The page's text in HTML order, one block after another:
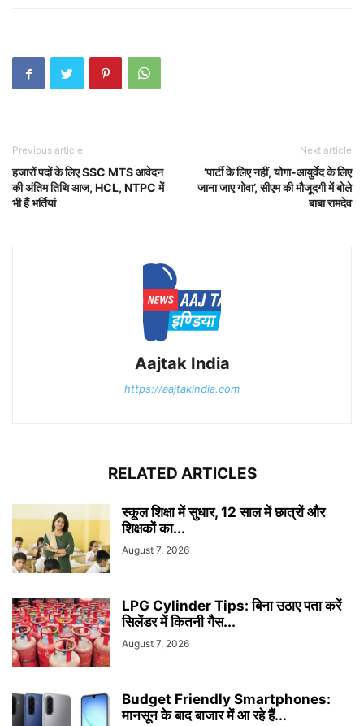
Previous article
हजारों पदों के लिए SSC MTS आवेदन
की अंतिम तिथि आज, HCL, NTPC में
भी हैं भर्तियां
Next article
‘पार्टी के लिए नहीं, योगा-आयुर्वेद के लिए
जाना जाए गोवा’, सीएम की मौजूदगी में बोले
बाबा रामदेव
Aajtak India
https://aajtakindia.com
RELATED ARTICLES
स्कूल शिक्षा में सुधार, 12 साल में छात्रों और
शिक्षकों का...
August 7, 2026
LPG Cylinder Tips: बिना उठाए पता करें
सिलेंडर में कितनी गैस...
August 7, 2026
Budget Friendly Smartphones:
मानसून के बाद बाजार में आ रहे हैं...